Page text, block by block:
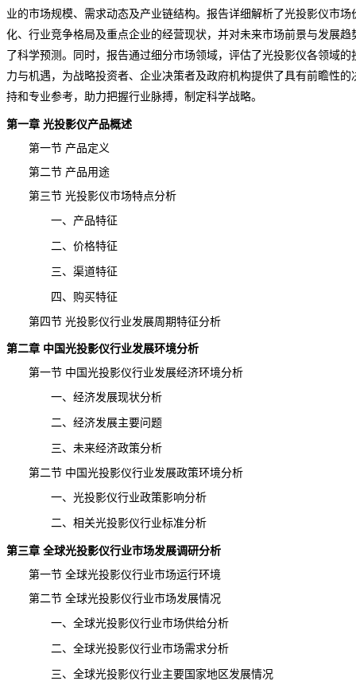
业的市场规模、需求动态及产业链结构。报告详细解析了光投影仪市场
化、行业竞争格局及重点企业的经营现状，并对未来市场前景与发展趋
了科学预测。同时，报告通过细分市场领域，评估了光投影仪各领域的
力与机遇，为战略投资者、企业决策者及政府机构提供了具有前瞻性的
持和专业参考，助力把握行业脉搏，制定科学战略。
第一章 光投影仪产品概述
第一节 产品定义
第二节 产品用途
第三节 光投影仪市场特点分析
一、产品特征
二、价格特征
三、渠道特征
四、购买特征
第四节 光投影仪行业发展周期特征分析
第二章 中国光投影仪行业发展环境分析
第一节 中国光投影仪行业发展经济环境分析
一、经济发展现状分析
二、经济发展主要问题
三、未来经济政策分析
第二节 中国光投影仪行业发展政策环境分析
一、光投影仪行业政策影响分析
二、相关光投影仪行业标准分析
第三章 全球光投影仪行业市场发展调研分析
第一节 全球光投影仪行业市场运行环境
第二节 全球光投影仪行业市场发展情况
一、全球光投影仪行业市场供给分析
二、全球光投影仪行业市场需求分析
三、全球光投影仪行业主要国家地区发展情况